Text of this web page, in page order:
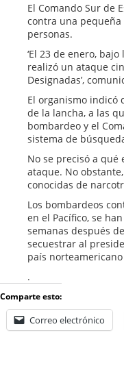
El Comando Sur de
contra una pequeña
personas.
‘El 23 de enero,
realizó un ataque
Designadas’,
El organismo indicó
de la lancha, a las
bombardeo y el
sistema de
No se precisó a
ataque. No
conocidas de
Los bombardeos
en el Pacífico, se
semanas después
secuestrar al
país
.
Comparte esto:
Correo electrónico